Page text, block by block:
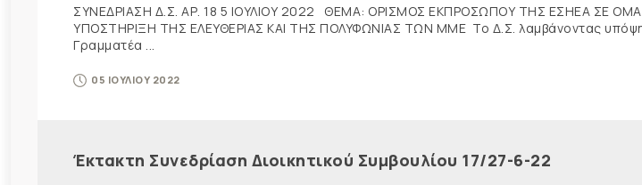
ΣΥΝΕΔΡΙΑΣΗ Δ.Σ. ΑΡ. 18 5 ΙΟΥΛΙΟΥ 2022 ΘΕΜΑ: ΟΡΙΣΜΟΣ ΕΚΠΡΟΣΩΠΟΥ ΤΗΣ ΕΣΗΕΑ ΣΕ
ΥΠΟΣΤΗΡΙΞΗ ΤΗΣ ΕΛΕΥΘΕΡΙΑΣ ΚΑΙ ΤΗΣ ΠΟΛΥΦΩΝΙΑΣ ΤΩΝ ΜΜΕ Το Δ.Σ. λαμβάνοντας υπόψη
Γραμματέα ...
05 ΙΟΥΛΙΟΥ 2022
Έκτακτη Συνεδρίαση Διοικητικού Συμβουλίου 17/27-6-22